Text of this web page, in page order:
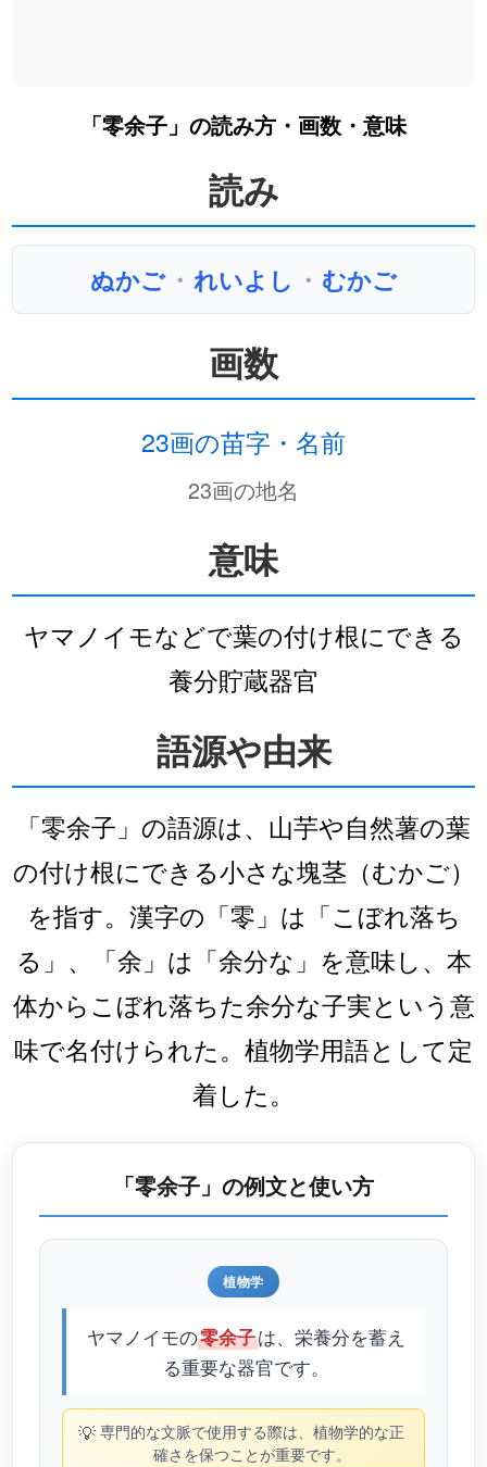
「零余子」の読み方・画数・意味
読み
ぬかご ・ れいよし ・ むかご
画数
23画の苗字・名前
23画の地名
意味
ヤマノイモなどで葉の付け根にできる
養分貯蔵器官
語源や由来
「零余子」の語源は、山芋や自然薯の葉
の付け根にできる小さな塊茎（むかご）
を指す。漢字の「零」は「こぼれ落ち
る」、「余」は「余分な」を意味し、本
体からこぼれ落ちた余分な子実という意
味で名付けられた。植物学用語として定
着した。
「零余子」の例文と使い方
植物学
ヤマノイモの零余子は、栄養分を蓄え
る重要な器官です。
💡 専門的な文脈で使用する際は、植物学的な正
確さを保つことが重要です。